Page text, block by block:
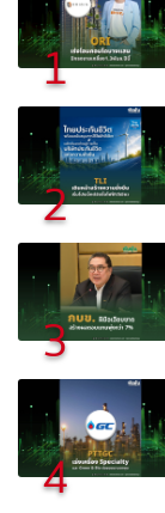
1
2
3
4